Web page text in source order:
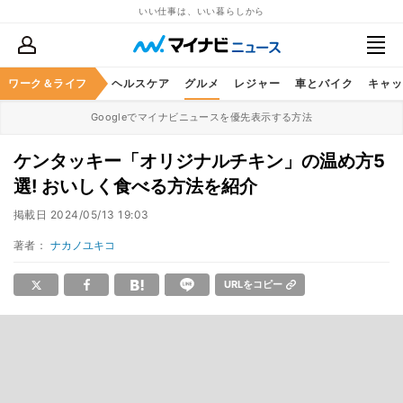
いい仕事は、いい暮らしから
ワーク＆ライフ
マネー 暮らし ヘルスケア グルメ レジャー 車とバイク キャ
Googleでマイナビニュースを優先表示する方法
ケンタッキー「オリジナルチキン」の温め方5
選! おいしく食べる方法を紹介
掲載日 2024/05/13 19:03
著者： ナカノユキコ
URLをコピー